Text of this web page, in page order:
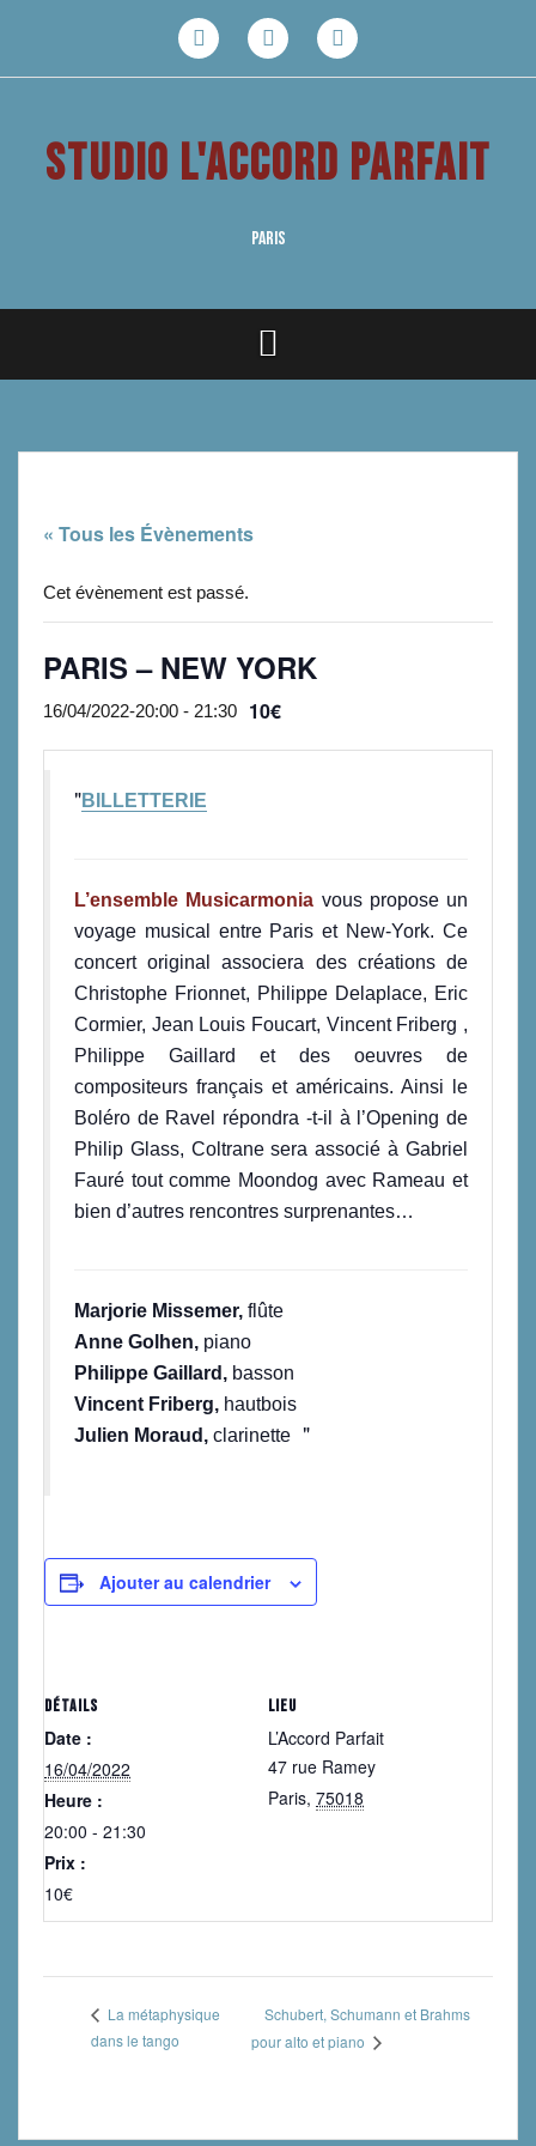
STUDIO L'ACCORD PARFAIT
PARIS
« Tous les Évènements
Cet évènement est passé.
PARIS – NEW YORK
16/04/2022-20:00 - 21:30 10€
BILLETTERIE
L’ensemble Musicarmonia vous propose un
voyage musical entre Paris et New-York. Ce
concert original associera des créations de
Christophe Frionnet, Philippe Delaplace, Eric
Cormier, Jean Louis Foucart, Vincent Friberg ,
Philippe Gaillard et des oeuvres de
compositeurs français et américains. Ainsi le
Boléro de Ravel répondra -t-il à l’Opening de
Philip Glass, Coltrane sera associé à Gabriel
Fauré tout comme Moondog avec Rameau et
bien d’autres rencontres surprenantes…
Marjorie Missemer, flûte
Anne Golhen, piano
Philippe Gaillard, basson
Vincent Friberg, hautbois
Julien Moraud, clarinette
Ajouter au calendrier
DÉTAILS
Date :
16/04/2022
Heure :
20:00 - 21:30
Prix :
10€
LIEU
L’Accord Parfait
47 rue Ramey
Paris, 75018
La métaphysique
dans le tango
Schubert, Schumann et Brahms
pour alto et piano